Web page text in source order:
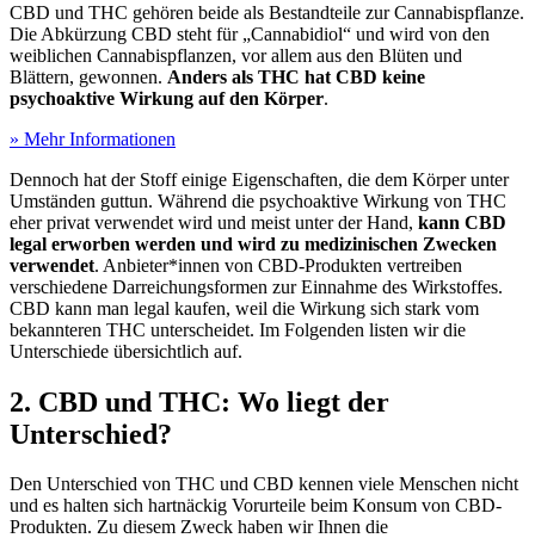
CBD und THC gehören beide als Bestandteile zur Cannabispflanze.
Die Abkürzung CBD steht für „Cannabidiol“ und wird von den
weiblichen Cannabispflanzen, vor allem aus den Blüten und
Blättern, gewonnen. Anders als THC hat CBD keine
psychoaktive Wirkung auf den Körper.
» Mehr Informationen
Dennoch hat der Stoff einige Eigenschaften, die dem Körper unter
Umständen guttun. Während die psychoaktive Wirkung von THC
eher privat verwendet wird und meist unter der Hand, kann CBD
legal erworben werden und wird zu medizinischen Zwecken
verwendet. Anbieter*innen von CBD-Produkten vertreiben
verschiedene Darreichungsformen zur Einnahme des Wirkstoffes.
CBD kann man legal kaufen, weil die Wirkung sich stark vom
bekannteren THC unterscheidet. Im Folgenden listen wir die
Unterschiede übersichtlich auf.
2. CBD und THC: Wo liegt der
Unterschied?
Den Unterschied von THC und CBD kennen viele Menschen nicht
und es halten sich hartnäckig Vorurteile beim Konsum von CBD-
Produkten. Zu diesem Zweck haben wir Ihnen die